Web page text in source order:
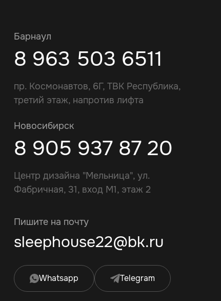
Барнаул
8 963 503 6511
пр. Космонавтов, 6Г, ТВК Республика,
третий этаж, напротив лифта
Новосибирск
8 905 937 87 20
Центр дизайна "Мельница", ул.
Фабричная, 31, вход М1, этаж 2
Пишите на почту
sleephouse22@bk.ru
Whatsapp Telegram